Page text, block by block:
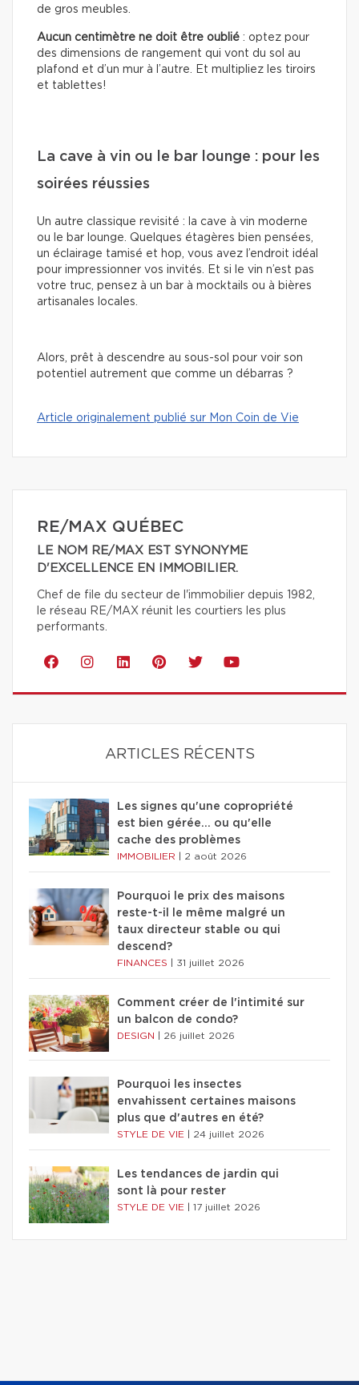
de gros meubles.
Aucun centimètre ne doit être oublié : optez pour
des dimensions de rangement qui vont du sol au
plafond et d’un mur à l’autre. Et multipliez les tiroirs
et tablettes!
La cave à vin ou le bar lounge : pour les
soirées réussies
Un autre classique revisité : la cave à vin moderne
ou le bar lounge. Quelques étagères bien pensées,
un éclairage tamisé et hop, vous avez l’endroit idéal
pour impressionner vos invités. Et si le vin n’est pas
votre truc, pensez à un bar à mocktails ou à bières
artisanales locales.
Alors, prêt à descendre au sous-sol pour voir son
potentiel autrement que comme un débarras ?
Article originalement publié sur Mon Coin de Vie
RE/MAX QUÉBEC
LE NOM RE/MAX EST SYNONYME
D'EXCELLENCE EN IMMOBILIER.
Chef de file du secteur de l'immobilier depuis 1982,
le réseau RE/MAX réunit les courtiers les plus
performants.
ARTICLES RÉCENTS
Les signes qu'une copropriété
est bien gérée… ou qu'elle
cache des problèmes
IMMOBILIER 2 août 2026
Pourquoi le prix des maisons
reste-t-il le même malgré un
taux directeur stable ou qui
descend?
FINANCES 31 juillet 2026
Comment créer de l'intimité sur
un balcon de condo?
DESIGN 26 juillet 2026
Pourquoi les insectes
envahissent certaines maisons
plus que d'autres en été?
STYLE DE VIE 24 juillet 2026
Les tendances de jardin qui
sont là pour rester
STYLE DE VIE 17 juillet 2026